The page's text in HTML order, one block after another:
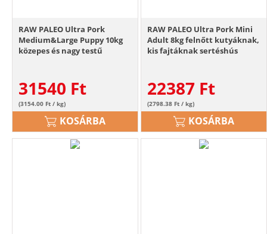
RAW PALEO Ultra Pork
Medium&Large Puppy 10kg
közepes és nagy testű
31540 Ft
(3154.00 Ft / kg)
KOSÁRBA
RAW PALEO Ultra Pork Mini
Adult 8kg felnőtt kutyáknak,
kis fajtáknak sertéshús
22387 Ft
(2798.38 Ft / kg)
KOSÁRBA